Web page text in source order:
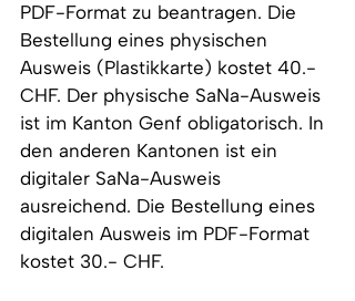
PDF-Format zu beantragen. Die
Bestellung eines physischen
Ausweis (Plastikkarte) kostet 40.-
CHF. Der physische SaNa-Ausweis
ist im Kanton Genf obligatorisch. In
den anderen Kantonen ist ein
digitaler SaNa-Ausweis
ausreichend. Die Bestellung eines
digitalen Ausweis im PDF-Format
kostet 30.- CHF.